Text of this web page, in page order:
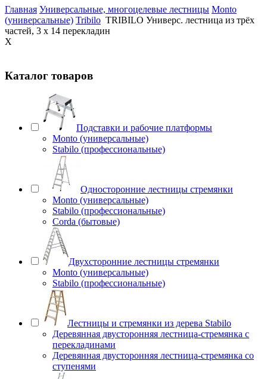
Главная Универсальные, многоцелевые лестницы Monto
(универсальные) Tribilo TRIBILO Универс. лестница из трёх
частей, 3 х 14 перекладин
X
Каталог товаров
Подставки и рабочие платформы
Monto (универсальные)
Stabilo (профессиональные)
Односторонние лестницы стремянки
Monto (универсальные)
Stabilo (профессиональные)
Corda (бытовые)
Двухсторонние лестницы стремянки
Monto (универсальные)
Stabilo (профессиональные)
Лестницы и стремянки из дерева Stabilo
Деревянная двусторонняя лестница-стремянка с
перекладинами
Деревянная двусторонняя лестница-стремянка со
ступенями